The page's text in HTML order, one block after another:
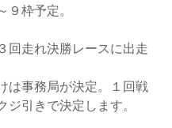
９枠予定。
回走れ決勝レースに出走
は事務局が決定。１回戦
ジ引きで決定します。